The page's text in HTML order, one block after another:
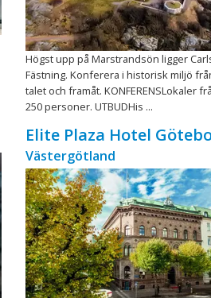
Högst upp på Marstrandsön ligger
Fästning. Konferera i historisk miljö
talet och framåt. KONFERENSLokaler
250 personer. UTBUDHis ...
Elite Plaza Hotel
Västergötland